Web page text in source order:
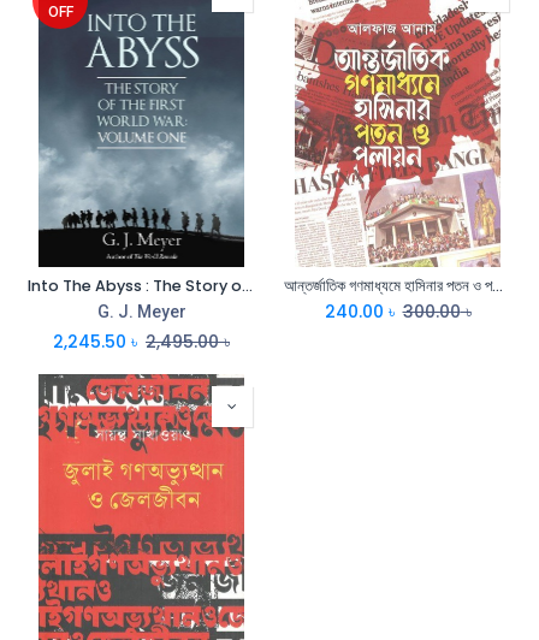
OFF
Into The Abyss : The Story of the First World War Vol.1
G. J. Meyer
2,245.50 ৳ 2,495.00৳
আন্তর্জাতিক গণমাধ্যমে হাসিনার পতন ও পলায়ন
240.00 ৳ 300.00৳